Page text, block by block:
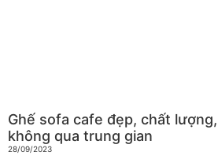
Ghế sofa cafe đẹp, chất
không qua trung gian
28/09/2023